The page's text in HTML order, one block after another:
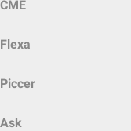
CME
Flexa
Piccer
Ask